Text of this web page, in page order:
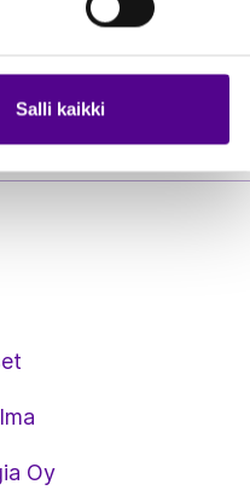
Salli kaikki
Oy